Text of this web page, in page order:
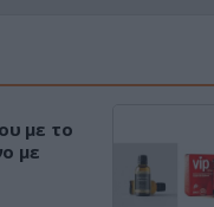
με το
με